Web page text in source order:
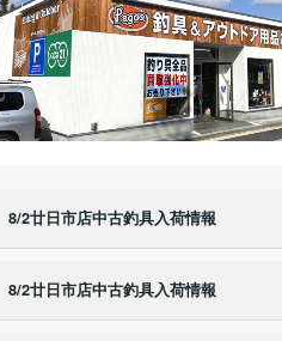
8/2廿日市店中古釣具入荷情報
8/2廿日市店中古釣具入荷情報